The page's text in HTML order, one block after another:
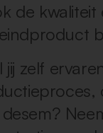
de kwaliteit
zelf